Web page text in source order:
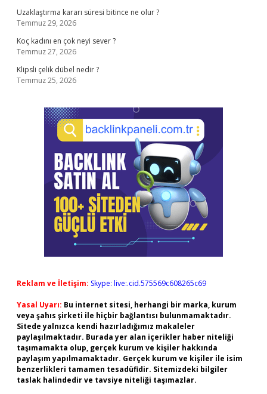
Uzaklaştırma kararı süresi bitince ne olur ?
Temmuz 29, 2026
Koç kadını en çok neyi sever ?
Temmuz 27, 2026
Klipsli çelik dübel nedir ?
Temmuz 25, 2026
Reklam ve İletişim: Skype: live:.cid.575569c608265c69
Yasal Uyarı: Bu internet sitesi, herhangi bir marka, kurum
veya şahıs şirketi ile hiçbir bağlantısı bulunmamaktadır.
Sitede yalnızca kendi hazırladığımız makaleler
paylaşılmaktadır. Burada yer alan içerikler haber niteliği
taşımamakta olup, gerçek kurum ve kişiler hakkında
paylaşım yapılmamaktadır. Gerçek kurum ve kişiler ile isim
benzerlikleri tamamen tesadüfidir. Sitemizdeki bilgiler
taslak halindedir ve tavsiye niteliği taşımazlar.